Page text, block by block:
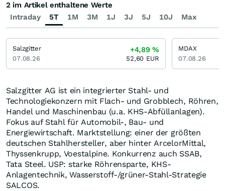
Salzgitter AG ist ein integrierter Stahl- und
Technologiekonzern mit Flach- und Grobblech, Röhren,
Handel und Maschinenbau (u.a. KHS-Abfüllanlagen).
Fokus auf Stahl für Automobil-, Bau- und
Energiewirtschaft. Marktstellung: einer der größten
deutschen Stahlhersteller, aber hinter ArcelorMittal,
Thyssenkrupp, Voestalpine. Konkurrenz auch SSAB,
Tata Steel. USP: starke Röhrensparte, KHS-
Anlagentechnik, Wasserstoff-/grüner-Stahl-Strategie
SALCOS.
Intraday 5T 1M 3M 1J 3J 5J 10J Max
2 im Artikel enthaltene Werte
Salzgitter
07.08.26
+4,89%
52,60 EUR
MDAX
07.08.26